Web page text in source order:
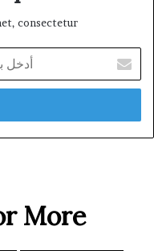
consectetur.
بريدك
الإلكتروني
More?